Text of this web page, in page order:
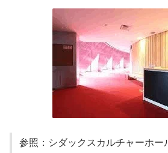
参照：シダックスカルチャーホー